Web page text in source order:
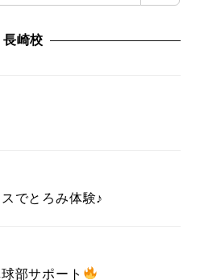
長崎校
でとろみ体験♪
部サポート